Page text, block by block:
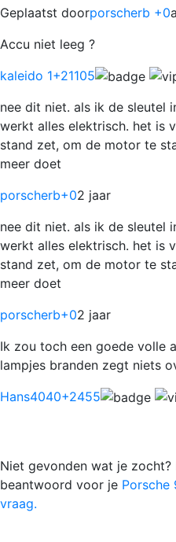
Geplaatst doorporscherb +0
Accu niet leeg ?
kaleido 1+21105
nee dit niet. als ik de sleutel
werkt alles elektrisch. het is
stand zet, om de motor te
meer doet
porscherb+02 jaar
nee dit niet. als ik de sleutel
werkt alles elektrisch. het is
stand zet, om de motor te
meer doet
porscherb+02 jaar
Ik zou toch een goede volle
lampjes branden zegt niets
Hans4040+2455
Niet gevonden wat je zocht?
beantwoord voor je Porsche
vraag.